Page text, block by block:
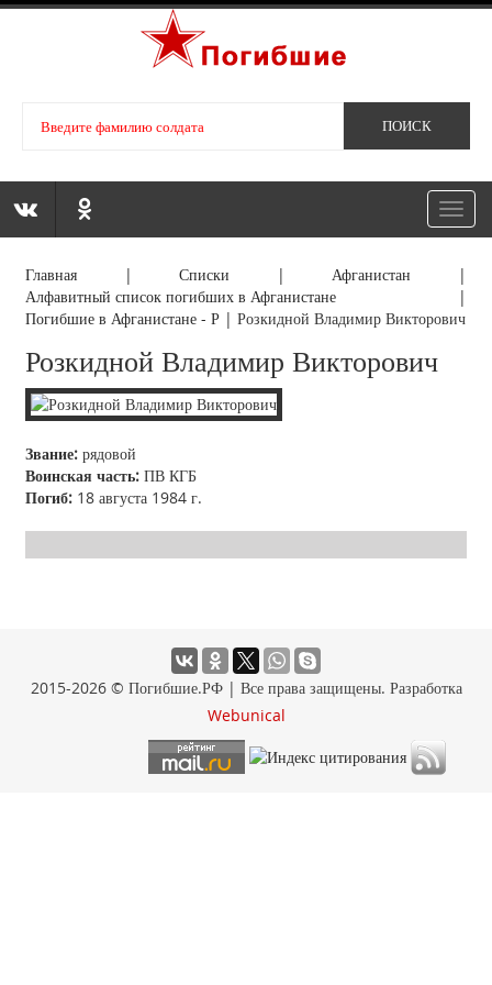
Главная |Списки | Афганистан |
Алфавитный список погибших в Афганистане |
Погибшие в Афганистане - Р |Розкидной Владимир Викторович
Розкидной Владимир Викторович
Звание: рядовой
Воинская часть: ПВ КГБ
Погиб: 18 августа 1984 г.
2015-2026 © Погибшие.РФ | Все права защищены. Разработка
Webunical